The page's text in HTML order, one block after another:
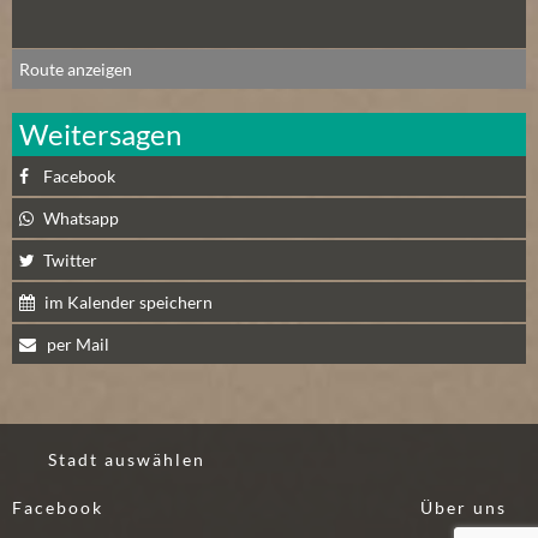
Route anzeigen
Weitersagen
Facebook
Whatsapp
Twitter
im Kalender speichern
per Mail
Stadt auswählen
Facebook
Über uns